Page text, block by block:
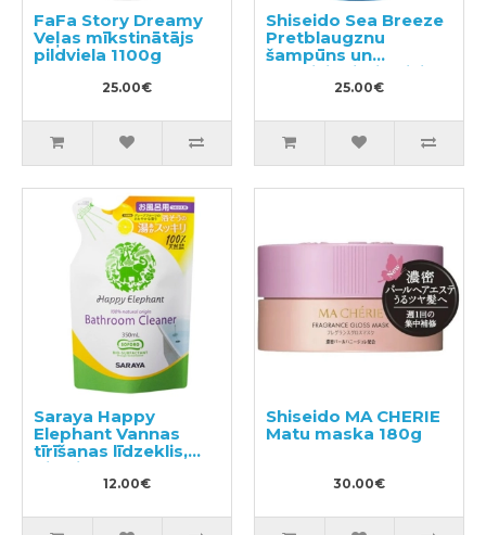
FaFa Story Dreamy
Veļas mīkstinātājs
pildviela 1100g
25.00€
Shiseido Sea Breeze
Pretblaugznu
šampūns un
kondicionieris divi
vienā ar mentolu
25.00€
Saraya Happy
Elephant Vannas
tīrīšanas līdzeklis,
pildviela 350ml
12.00€
Shiseido MA CHERIE
Matu maska ​​180g
30.00€